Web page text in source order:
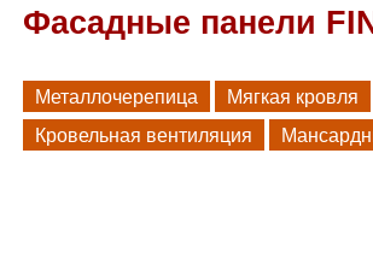
Фасадные панели
Металлочерепица Мягкая кровля
Кровельная вентиляция